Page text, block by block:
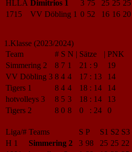
HLLA Dimitrios 1 3 75 25 25 25
1715
VV Döbling 1 0 52 16 16 20
1.Klasse (2023/2024)
Team
# S N | Sätze | PNK
Simmering 2
8 7 1 21 : 9
19
VV Döbling 3 8 4 4 17 : 13
14
Tigers 1
8 4 4 18 : 14
14
hotvolleys 3
8 5 3 18 : 14
13
Tigers 2
8 0 8 0 : 24 0
Liga/# Teams S P S1 S2 S3
H 1
Simmering 2 3 98 25 25 22